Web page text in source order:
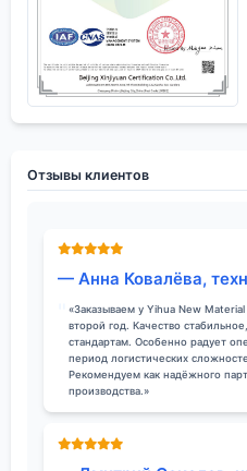
Отзывы клиентов
— Анна Ковалёва,
«Заказываем у Yihua New
второй год. Качество
стандартам. Особенно радует
период логистических
Рекомендуем как надёжного
производства.»